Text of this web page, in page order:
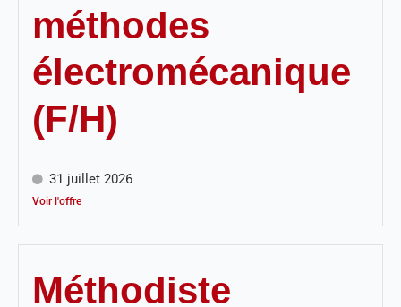
méthodes
électromécanique
(F/H)
31 juillet 2026
Voir l'offre
Méthodiste